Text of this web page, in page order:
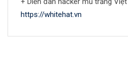
https://whitehat.vn